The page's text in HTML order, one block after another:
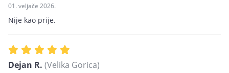
01. veljače 2026.
Nije kao prije.
Dejan R. (Velika Gorica)